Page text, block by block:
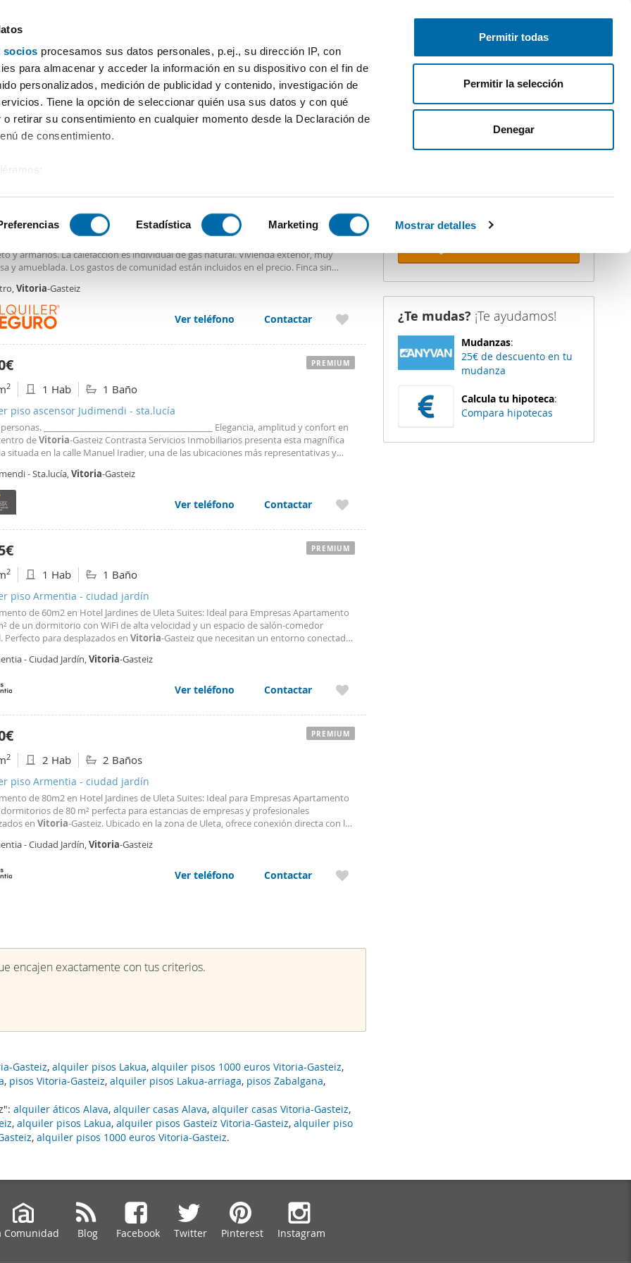
socios procesamos sus datos personales, p.ej., su dirección IP, con
para almacenar y acceder la información en su dispositivo con el fin de
personalizados, medición de publicidad y contenido, investigación de
Tiene la opción de seleccionar quién usa sus datos y con qué
retirar su consentimiento en cualquier momento desde la Declaración de
de consentimiento.
analizándolo activamente para buscar características específicas (huellas
cómo se procesan sus datos personales y establezca sus
de datos
. Puede cambiar o retirar su consentimiento en cualquier momento
se usan para personalizar el contenido y los anuncios, ofrecer funciones
el tráfico. Además, compartimos información sobre el uso que haga del
de redes sociales, publicidad y análisis web, quienes pueden
que les haya proporcionado o que hayan recopilado a partir del uso
Estadística Marketing Mostrar detalles
Permitir todas
Permitir la selección
Denegar
Publica gratis Inicia sesión
Habitaciones Más filtros - 2
pisos Vitoria Vitoria-Gasteiz
alquiler áticos Alava, alquiler casas Alava, alquiler casas Vitoria-Gasteiz,
, alquiler pisos Lakua, alquiler pisos Gasteiz Vitoria-Gasteiz, alquiler piso
, alquiler pisos 1000 euros Vitoria-Gasteiz.
2
piso con 1 habitacion Centro
y armarios. La calefacción es individual de gas natural. Vivienda exterior, muy
y amueblada. Los gastos de comunidad están incluidos en el precio. Finca sin
No se admiten animales. En cumplimiento
Vitoria-Gasteiz
Ver teléfono Contactar
2 1 Hab 1 Baño
piso ascensor Judimendi - sta.lucía
________________________________________ Elegancia, amplitud y confort en
deVitoria-Gasteiz Contrasta Servicios Inmobiliarios presenta esta magnífica
situada en la calle Manuel Iradier, una de las ubicaciones más representativas y
combina el encanto de un edificio consolidado
- Sta.lucía,Vitoria-Gasteiz
Ver teléfono Contactar
PREMIUM
2 1 Hab 1 Baño
piso Armentia - ciudad jardín
de 60m2 en Hotel Jardines de Uleta Suites: Ideal para Empresas Apartamento
de un dormitorio con WiFi de alta velocidad y un espacio de salón-comedor
Perfecto para desplazados en Vitoria-Gasteiz que necesitan un entorno conectado
y servicios incluidos
- Ciudad Jardín,Vitoria-Gasteiz
Ver teléfono Contactar
PREMIUM
2 2 Hab 2 Baños
piso Armentia - ciudad jardín
de 80m2 en Hotel Jardines de Uleta Suites: Ideal para Empresas Apartamento
de 80 m² perfecta para estancias de empresas y profesionales
en Vitoria-Gasteiz. Ubicado en la zona de Uleta, ofrece conexión directa con los
incluidos en el apartamento: El apartamento
- Ciudad Jardín,Vitoria-Gasteiz
Ver teléfono Contactar
PREMIUM
encajen exactamente con tus criterios.
Gasteiz, alquiler pisos Lakua, alquiler pisos 1000 euros Vitoria-Gasteiz,
, pisos Vitoria-Gasteiz, alquiler pisos Lakua-arriaga, pisos Zabalgana,
No dejes que te adelanten. Recibe en
¿Te mudas? ¡Te ayudamos!
Mudanzas:
25€ de descuento en tu
mudanza
Calcula tu hipoteca:
Compara hipotecas
Comunidad Blog Facebook Twitter Pinterest Instagram